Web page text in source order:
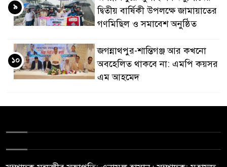
দ্বিতীয় বার্ষিকী উপলক্ষে জামায়াতের
গণমিছিল ও সমাবেশ অনুষ্ঠিত
৯
জগন্নাথপুর-শান্তিগঞ্জ আর কখনো
অবহেলিত থাকবে না: এমপি কয়সর
এম আহমেদ
১০